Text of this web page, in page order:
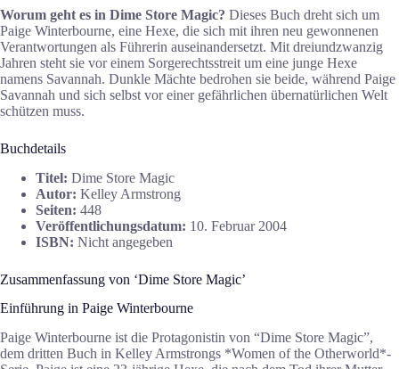
Worum geht es in Dime Store Magic? Dieses Buch dreht sich um
Paige Winterbourne, eine Hexe, die sich mit ihren neu gewonnenen
Verantwortungen als Führerin auseinandersetzt. Mit dreiundzwanzig
Jahren steht sie vor einem Sorgerechtsstreit um eine junge Hexe
namens Savannah. Dunkle Mächte bedrohen sie beide, während Paige
Savannah und sich selbst vor einer gefährlichen übernatürlichen Welt
schützen muss.
Buchdetails
Titel: Dime Store Magic
Autor: Kelley Armstrong
Seiten: 448
Veröffentlichungsdatum: 10. Februar 2004
ISBN: Nicht angegeben
Zusammenfassung von ‘Dime Store Magic’
Einführung in Paige Winterbourne
Paige Winterbourne ist die Protagonistin von “Dime Store Magic”,
dem dritten Buch in Kelley Armstrongs *Women of the Otherworld*-